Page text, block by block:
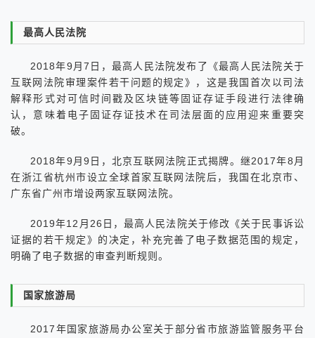
最高人民法院
2018年9月7日，最高人民法院发布了《最高人民法院关于
互联网法院审理案件若干问题的规定》，这是我国首次以司法
解释形式对可信时间戳及区块链等固证存证手段进行法律确
认，意味着电子固证存证技术在司法层面的应用迎来重要突
破。
2018年9月9日，北京互联网法院正式揭牌。继2017年8月
在浙江省杭州市设立全球首家互联网法院后，我国在北京市、
广东省广州市增设两家互联网法院。
2019年12月26日，最高人民法院关于修改《关于民事诉讼
证据的若干规定》的决定，补充完善了电子数据范围的规定，
明确了电子数据的审查判断规则。
国家旅游局
2017年国家旅游局办公室关于部分省市旅游监管服务平台